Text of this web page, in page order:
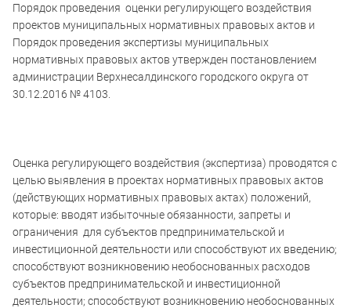
Порядок проведения оценки регулирующего воздействия
проектов муниципальных нормативных правовых актов и
Порядок проведения экспертизы муниципальных
нормативных правовых актов утвержден постановлением
администрации Верхнесалдинского городского округа от
30.12.2016 № 4103.
Оценка регулирующего воздействия (экспертиза) проводятся с
целью выявления в проектах нормативных правовых актов
(действующих нормативных правовых актах) положений,
которые: вводят избыточные обязанности, запреты и
ограничения для субъектов предпринимательской и
инвестиционной деятельности или способствуют их введению;
способствуют возникновению необоснованных расходов
субъектов предпринимательской и инвестиционной
деятельности; способствуют возникновению необоснованных